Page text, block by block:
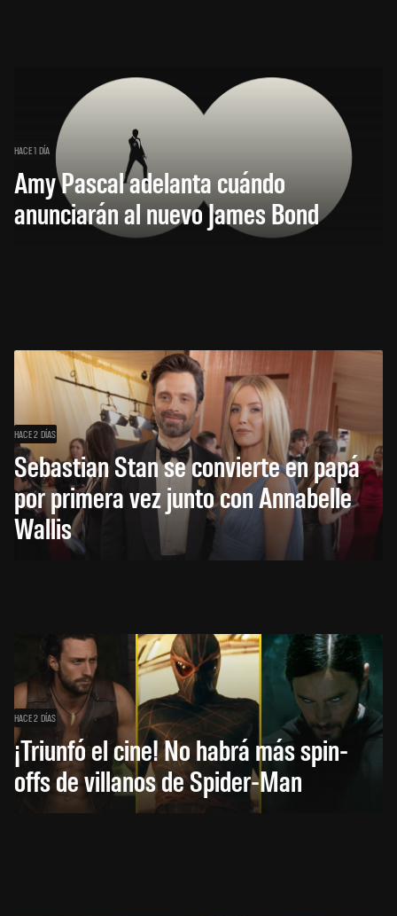
HACE 1 DÍA
Amy Pascal adelanta cuándo
anunciarán al nuevo James Bond
HACE 2 DÍAS
Sebastian Stan se convierte en papá
por primera vez junto con Annabelle
Wallis
HACE 2 DÍAS
¡Triunfó el cine! No habrá más spin-
offs de villanos de Spider-Man